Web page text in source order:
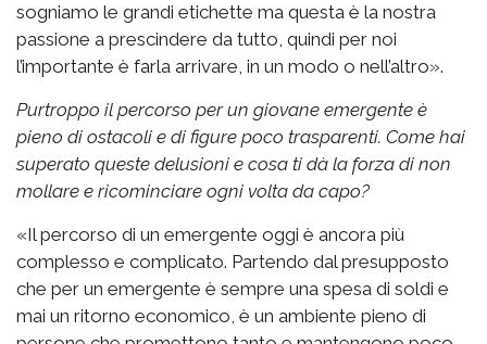
sogniamo le grandi etichette ma questa è la nostra
passione a prescindere da tutto, quindi per noi
l’importante è farla arrivare, in un modo o nell’altro».
Purtroppo il percorso per un giovane emergente è
pieno di ostacoli e di figure poco trasparenti. Come hai
superato queste delusioni e cosa ti dà la forza di non
mollare e ricominciare ogni volta da capo?
«Il percorso di un emergente oggi è ancora più
complesso e complicato. Partendo dal presupposto
che per un emergente è sempre una spesa di soldi e
mai un ritorno economico, è un ambiente pieno di